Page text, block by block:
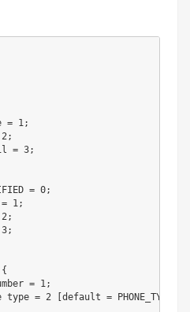
= 1;
= 3;
= 0;
1;
= 1;
type = 2 [default =